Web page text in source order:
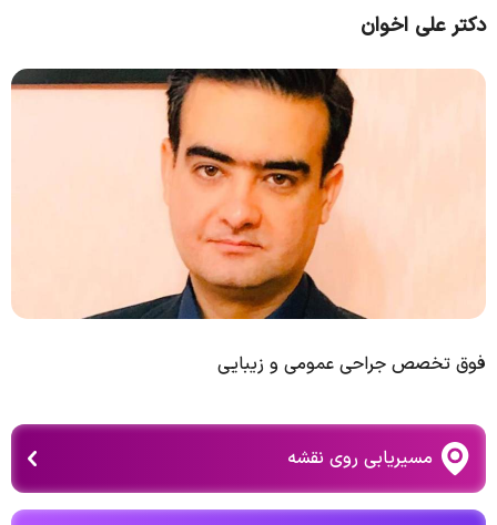
دکتر علی اخوان
فوق تخصص جراحی عمومی و زیبایی
مسیریابی روی نقشه